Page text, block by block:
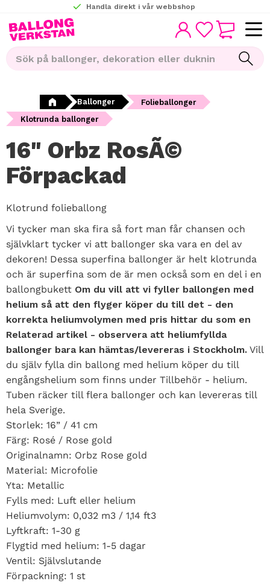
Meny
Handla direkt i vår webbshop
FAVORITER
KUNDVAGN
Ballonger
Folieballonger
Klotrunda ballonger
16" Orbz RosÃ©
Förpackad
Klotrund folieballong
Vi tycker man ska fira så fort man får chansen och
självklart tycker vi att ballonger ska vara en del av
dekoren! Dessa superfina ballonger är helt klotrunda
och är superfina som de är men också som en del i en
ballongbukett Om du vill att vi fyller ballongen med
helium så att den flyger köper du till det - den
korrekta heliumvolymen med pris hittar du som en
Relaterad artikel - observera att heliumfyllda
ballonger bara kan hämtas/levereras i Stockholm. Vill
du själv fylla din ballong med helium köper du till
engångshelium som finns under Tillbehör - helium.
Tuben räcker till flera ballonger och kan levereras till
hela Sverige.
Storlek: 16” / 41 cm
Färg: Rosé / Rose gold
Originalnamn: Orbz Rose gold
Material: Microfolie
Yta: Metallic
Fylls med: Luft eller helium
Heliumvolym: 0,032 m3 / 1,14 ft3
Lyftkraft: 1-30 g
Flygtid med helium: 1-5 dagar
Ventil: Självslutande
Förpackning: 1 st